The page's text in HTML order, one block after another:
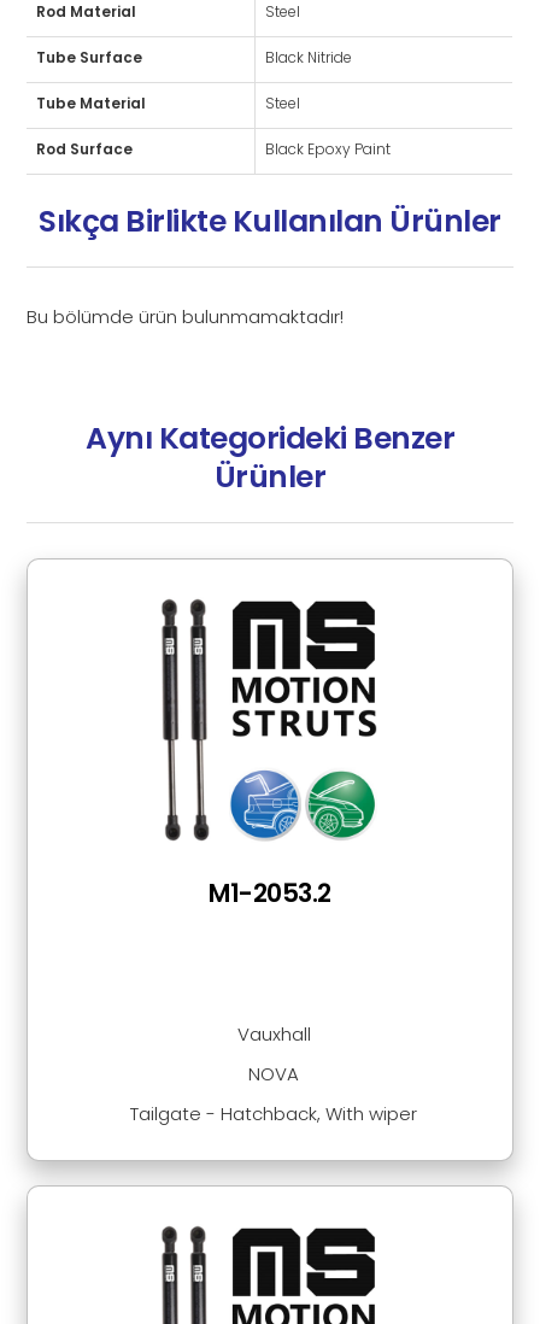
Rod Material Steel
Tube Surface Black Nitride
Tube Material Steel
Rod Surface Black Epoxy Paint
Sıkça Birlikte Kullanılan Ürünler
Bu bölümde ürün bulunmamaktadır!
Aynı Kategorideki Benzer
Ürünler
Vauxhall
NOVA
Tailgate - Hatchback, With wiper
M1-2053.2